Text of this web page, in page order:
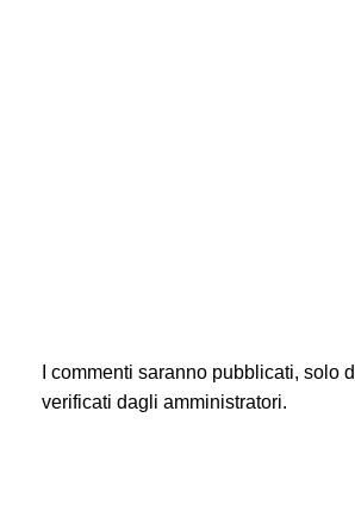
I commenti saranno pubblicati, solo
verificati dagli amministratori.